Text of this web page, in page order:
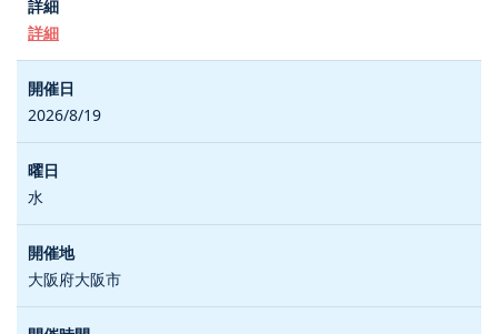
詳細
2026/8/19
水
大阪府大阪市